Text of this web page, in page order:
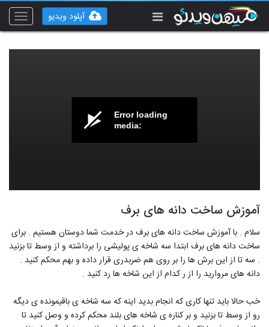
Toggle
آپلود ویدیو
Error loading
media:
آموزش ساخت دانه های برف
سلام . با آموزش ساخت دانه های برف در خدمت شما دوستان هستیم . برای
ساخت دانه های برف ابتدا سه شاخه ی پولیشی را برداشته و از وسط تا بزنید
. سه تا از این برش ها را بر روی هم ضربدری قرار داده و بهم محکم کنید .
دانه های مروارید را از ر کدام از این شاخه ها رد کنید .
خب حالا باید تنها کاری که انجام بدید اینه که سه شاخه ی باقیمونده ی دیگه
رو از وسط تا بزنید و بر کناره ی شاخه های بلند محکم کرده و وصل کنید تا